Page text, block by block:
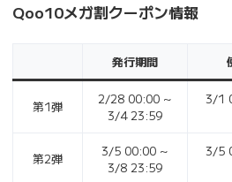
Qoo10メガ割クーポン情報
発行期間
第1弾
2/28 00:00 ~
3/4 23:59
3/1
第2弾
3/5 00:00 ~
3/8 23:59
3/5